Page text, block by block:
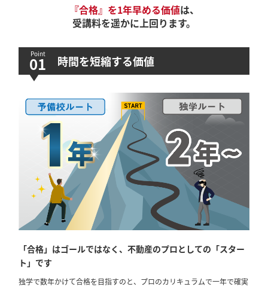
『合格』を1年早める価値は、
受講料を遥かに上回ります。
時間を短縮する価値
「合格」はゴールではなく、不動産のプロとしての「スター
ト」です
独学で数年かけて合格を目指すのと、プロのカリキュラムで一年で確実